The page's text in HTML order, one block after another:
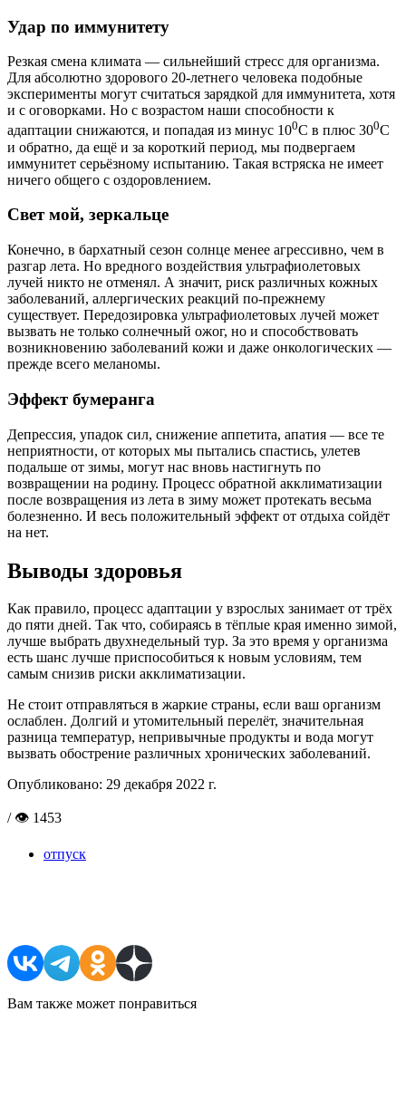
Удар по иммунитету
Резкая смена климата — сильнейший стресс для организма.
Для абсолютно здорового 20-летнего человека подобные
эксперименты могут считаться зарядкой для иммунитета, хотя
и с оговорками. Но с возрастом наши способности к
адаптации снижаются, и попадая из минус 100С в плюс 300С
и обратно, да ещё и за короткий период, мы подвергаем
иммунитет серьёзному испытанию. Такая встряска не имеет
ничего общего с оздоровлением.
Свет мой, зеркальце
Конечно, в бархатный сезон солнце менее агрессивно, чем в
разгар лета. Но вредного воздействия ультрафиолетовых
лучей никто не отменял. А значит, риск различных кожных
заболеваний, аллергических реакций по-прежнему
существует. Передозировка ультрафиолетовых лучей может
вызвать не только солнечный ожог, но и способствовать
возникновению заболеваний кожи и даже онкологических —
прежде всего меланомы.
Эффект бумеранга
Депрессия, упадок сил, снижение аппетита, апатия — все те
неприятности, от которых мы пытались спастись, улетев
подальше от зимы, могут нас вновь настигнуть по
возвращении на родину. Процесс обратной акклиматизации
после возвращения из лета в зиму может протекать весьма
болезненно. И весь положительный эффект от отдыха сойдёт
на нет.
Выводы здоровья
Как правило, процесс адаптации у взрослых занимает от трёх
до пяти дней. Так что, собираясь в тёплые края именно зимой,
лучше выбрать двухнедельный тур. За это время у организма
есть шанс лучше приспособиться к новым условиям, тем
самым снизив риски акклиматизации.
Не стоит отправляться в жаркие страны, если ваш организм
ослаблен. Долгий и утомительный перелёт, значительная
разница температур, непривычные продукты и вода могут
вызвать обострение различных хронических заболеваний.
Опубликовано: 29 декабря 2022 г.
/ 👁 1453
отпуск
Вам также может понравиться